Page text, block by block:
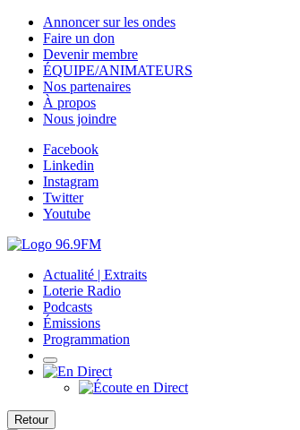
Annoncer sur les ondes
Faire un don
Devenir membre
ÉQUIPE/ANIMATEURS
Nos partenaires
À propos
Nous joindre
Facebook
Linkedin
Instagram
Twitter
Youtube
Actualité | Extraits
Loterie Radio
Podcasts
Émissions
Programmation
Retour